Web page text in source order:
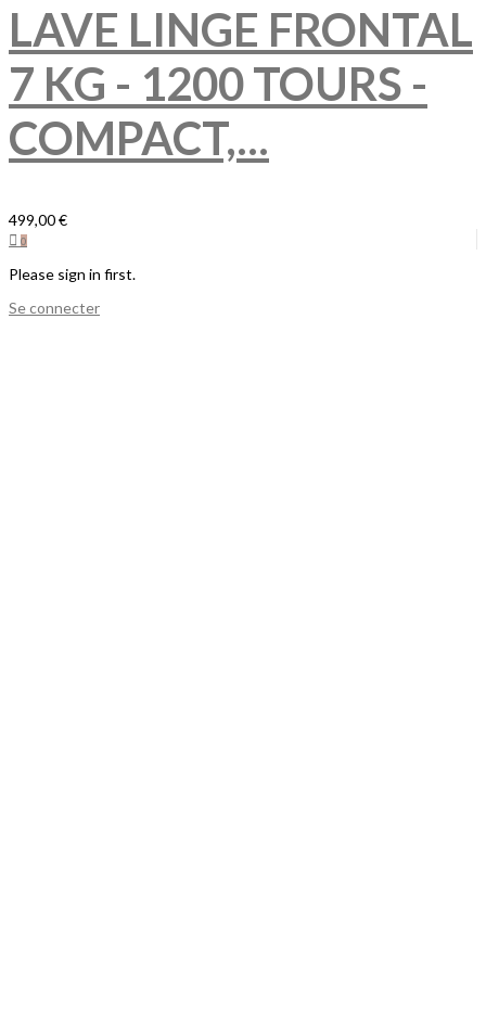
LAVE LINGE FRONTAL
7 KG - 1200 TOURS -
COMPACT,...
499,00 €
0
Please sign in first.
Se connecter